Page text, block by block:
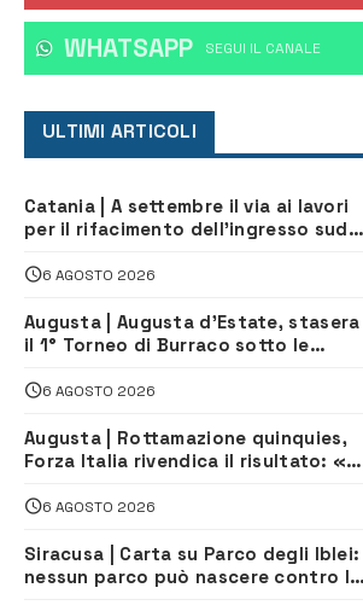
WHATSAPP ‎SEGUI IL CANALE
ULTIMI ARTICOLI
Catania | A settembre il via ai lavori
per il rifacimento dell’ingresso sud
6 AGOSTO 2026
Augusta | Augusta d’Estate, stasera
il 1° Torneo di Burraco sotto le
6 AGOSTO 2026
Augusta | Rottamazione quinquies,
Forza Italia rivendica il risultato: «La
6 AGOSTO 2026
Siracusa | Carta su Parco degli Iblei:
nessun parco può nascere contro le